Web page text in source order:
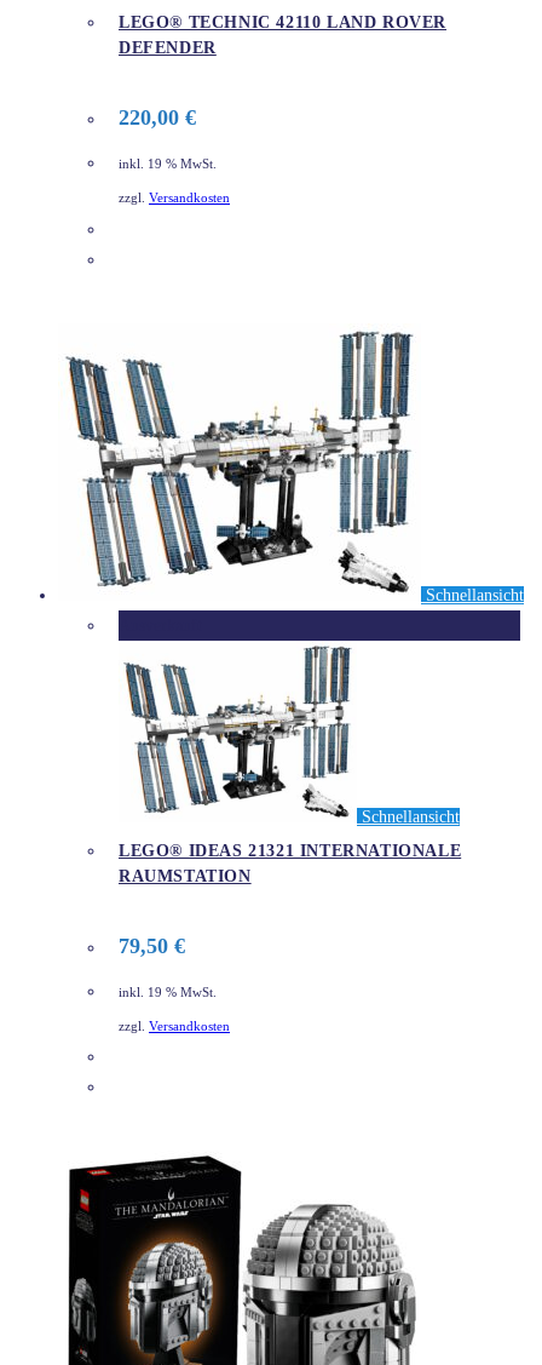
LEGO® TECHNIC 42110 LAND ROVER
DEFENDER
220,00 €
inkl. 19 % MwSt.
zzgl. Versandkosten
Schnellansicht
Schnellansicht
LEGO® IDEAS 21321 INTERNATIONALE
RAUMSTATION
79,50 €
inkl. 19 % MwSt.
zzgl. Versandkosten